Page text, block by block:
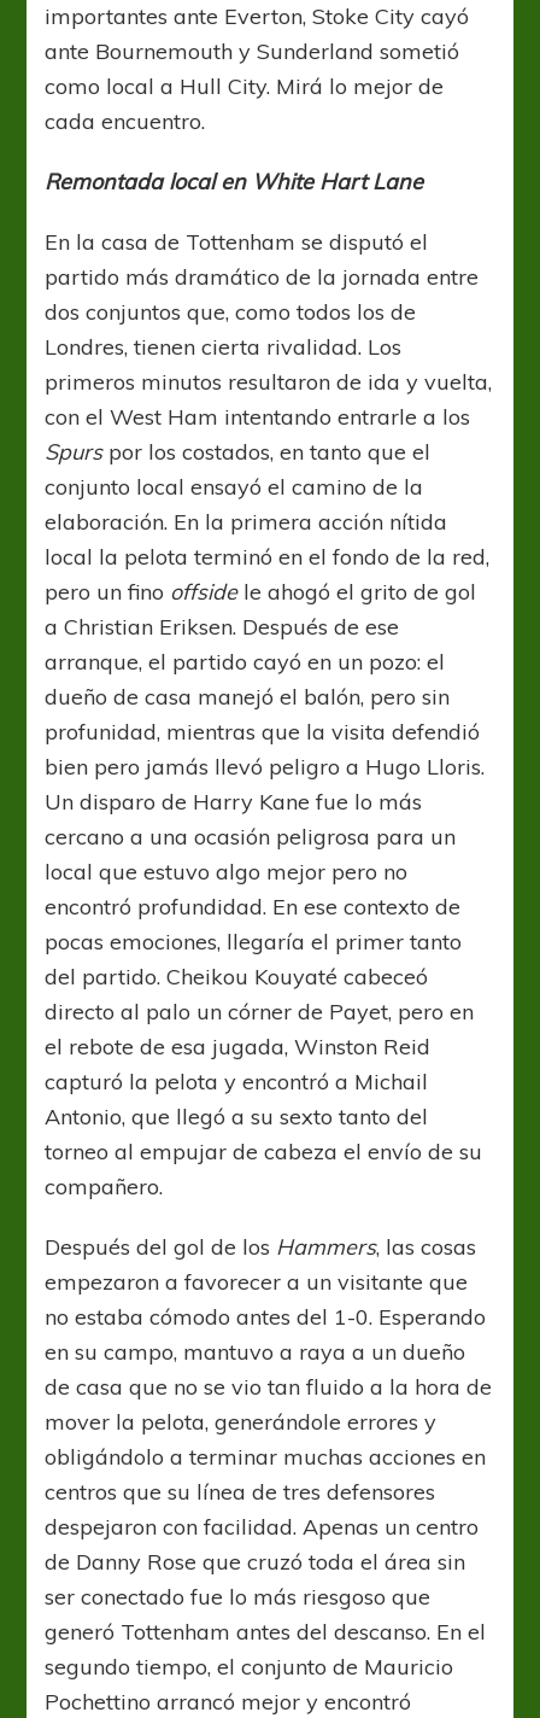
importantes ante Everton, Stoke City cayó
ante Bournemouth y Sunderland sometió
como local a Hull City. Mirá lo mejor de
cada encuentro.
Remontada local en White Hart Lane
En la casa de Tottenham se disputó el
partido más dramático de la jornada entre
dos conjuntos que, como todos los de
Londres, tienen cierta rivalidad. Los
primeros minutos resultaron de ida y vuelta,
con el West Ham intentando entrarle a los
Spurs por los costados, en tanto que el
conjunto local ensayó el camino de la
elaboración. En la primera acción nítida
local la pelota terminó en el fondo de la red,
pero un fino offside le ahogó el grito de gol
a Christian Eriksen. Después de ese
arranque, el partido cayó en un pozo: el
dueño de casa manejó el balón, pero sin
profunidad, mientras que la visita defendió
bien pero jamás llevó peligro a Hugo Lloris.
Un disparo de Harry Kane fue lo más
cercano a una ocasión peligrosa para un
local que estuvo algo mejor pero no
encontró profundidad. En ese contexto de
pocas emociones, llegaría el primer tanto
del partido. Cheikou Kouyaté cabeceó
directo al palo un córner de Payet, pero en
el rebote de esa jugada, Winston Reid
capturó la pelota y encontró a Michail
Antonio, que llegó a su sexto tanto del
torneo al empujar de cabeza el envío de su
compañero.
Después del gol de los Hammers, las cosas
empezaron a favorecer a un visitante que
no estaba cómodo antes del 1-0. Esperando
en su campo, mantuvo a raya a un dueño
de casa que no se vio tan fluido a la hora de
mover la pelota, generándole errores y
obligándolo a terminar muchas acciones en
centros que su línea de tres defensores
despejaron con facilidad. Apenas un centro
de Danny Rose que cruzó toda el área sin
ser conectado fue lo más riesgoso que
generó Tottenham antes del descanso. En el
segundo tiempo, el conjunto de Mauricio
Pochettino arrancó mejor y encontró